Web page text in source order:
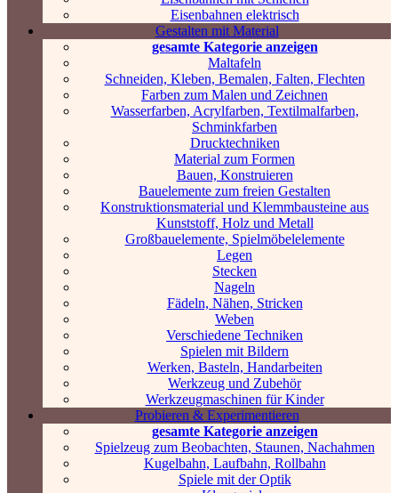
Eisenbahnen elektrisch
Gestalten mit Material
gesamte Kategorie anzeigen
Maltafeln
Schneiden, Kleben, Bemalen, Falten, Flechten
Farben zum Malen und Zeichnen
Wasserfarben, Acrylfarben, Textilmalfarben,
Schminkfarben
Drucktechniken
Material zum Formen
Bauen, Konstruieren
Bauelemente zum freien Gestalten
Konstruktionsmaterial und Klemmbausteine aus
Kunststoff, Holz und Metall
Großbauelemente, Spielmöbelelemente
Legen
Stecken
Nageln
Fädeln, Nähen, Stricken
Weben
Verschiedene Techniken
Spielen mit Bildern
Werken, Basteln, Handarbeiten
Werkzeug und Zubehör
Werkzeugmaschinen für Kinder
Probieren & Experimentieren
gesamte Kategorie anzeigen
Spielzeug zum Beobachten, Staunen, Nachahmen
Kugelbahn, Laufbahn, Rollbahn
Spiele mit der Optik